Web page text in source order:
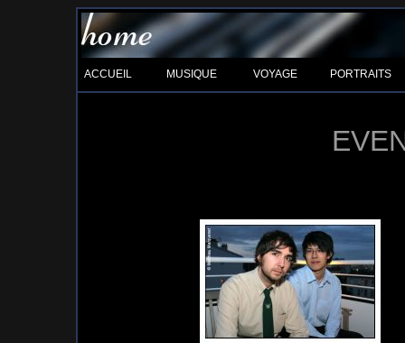
ACCUEIL MUSIQUE VOYAGE PORTRAITS